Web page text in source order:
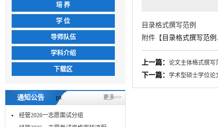
培 养
学 位
导师队伍
学科介绍
下载区
px
通知公告 更多>>
经管2026一志愿面试分组
目录格式撰写范例
附件【 目录格式撰写范例
上一篇： 论文主体格式撰写
下一篇： 学术型硕士学位论